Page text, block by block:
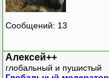
Сообщений: 13
Алексей++
глобальный и пушистый